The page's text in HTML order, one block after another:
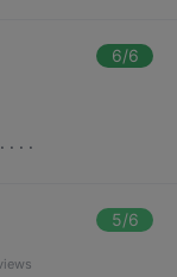
6/6
. . .
5/6